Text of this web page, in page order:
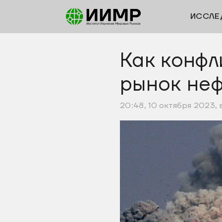
Как
рынок
20:48, 10 октября 2023,